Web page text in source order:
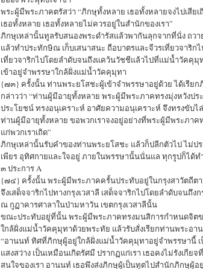
พระผู้มีพระภาคตรัสว่า “ภิกษุทั้งหลาย เธอทั้งหลายจงไปเสียเ
เธอทั้งหลาย เธอทั้งหลายไม่ควรอยู่ในสำนักของเรา”
ภิกษุเหล่านั้นทูลรับสนองพระดำรัสแล้วพากันลุกจากที่นั่ง ถวา
แล้วทำประทักษิณ เก็บเสนาสนะ ถือบาตรและจีวรเที่ยวจาริก
เที่ยวจาริกไปโดยลำดับจนถึงแคว้นวัชชีแล้วไปที่แม่น้ำวัคคุมุ
เข้าอยู่จำพรรษาใกล้ฝั่งแม่น้ำวัคคุมุทา
{๗๓} ครั้งนั้น ท่านพระยโสชะผู้เข้าจำพรรษาอยู่ด้วย ได้เรีย
กล่าวว่า “ท่านผู้มีอายุทั้งหลาย พระผู้มีพระภาคทรงมุ่งหวังปร
ประโยชน์ ทรงอนุเคราะห์ อาศัยความอนุเคราะห์ จึงทรงขับไล่
ท่านผู้มีอายุทั้งหลาย ขอพวกเราจงอยู่อย่างที่พระผู้มีพระภาค
แก่พวกเราเถิด”
ภิกษุเหล่านั้นรับคำของท่านพระยโสชะ แล้วก็ปลีกตัวไป ไม่ป
เพียร อุทิศกายและใจอยู่ ภายในพรรษานั้นนั่นแล ทุกรูปก็ได้ท
๓ ประการ A
{๗๔} ครั้งนั้น พระผู้มีพระภาคครั้นประทับอยู่ในกรุงสาวัตถีต
จึงเสด็จจาริกไปทางกรุงเวสาลี เสด็จจาริกไปโดยลำดับจนถึง
ณ กูฏาคารศาลาในป่ามหาวัน เขตกรุงเวสาลีนั้น
ขณะประทับอยู่ที่นั้น พระผู้มีพระภาคทรงมนสิการกำหนดจิต
ใกล้ฝั่งแม่น้ำวัคคุมุทาด้วยพระทัย แล้วรับสั่งเรียกท่านพระอา
“อานนท์ ทิศที่ภิกษุผู้อยู่ใกล้ฝั่งแม่น้ำวัคคุมุทาอยู่จำพรรษานี้ เ
แสงสว่าง เป็นเหมือนเกิดรัศมี ปรากฏแก่เรา เธอคงไม่รังเกีย
สนใจของเรา อานนท์ เธอพึงส่งภิกษุผู้เป็นทูตไปสำนักภิกษุผู้